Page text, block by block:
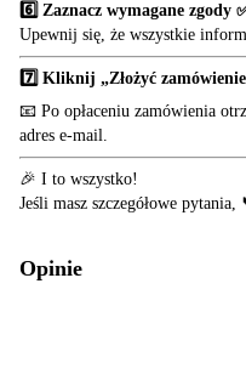
6️⃣ Zaznacz wymagane zgody
Upewnij się, że wszystkie
7️⃣ Kliknij „Złożyć
📧 Po opłaceniu zamówienia
adres e-mail.
🎉 I to wszystko!
Jeśli masz szczegółowe pytania,
Opinie